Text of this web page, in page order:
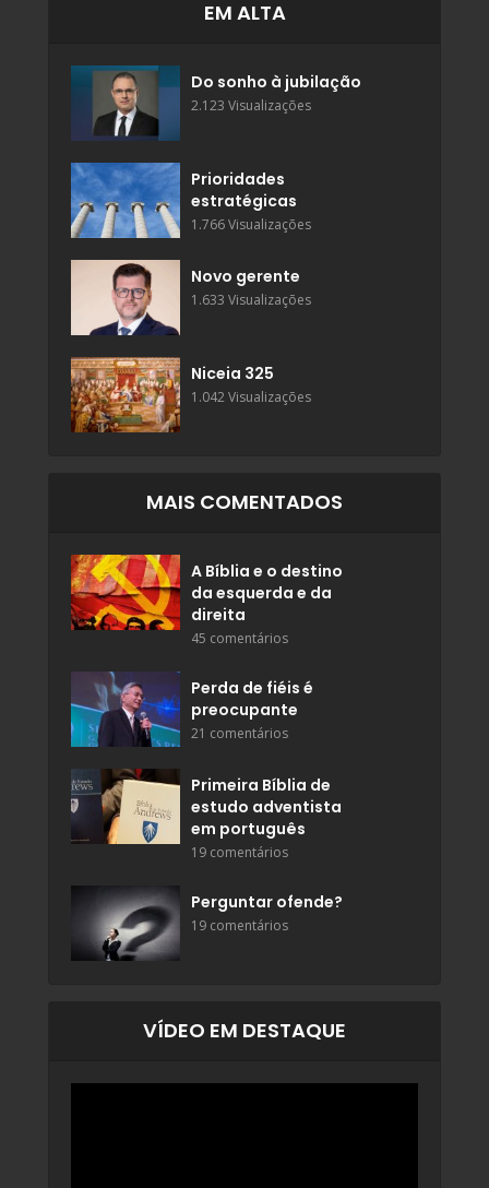
EM ALTA
Do sonho à jubilação
2.123 Visualizações
Prioridades
estratégicas
1.766 Visualizações
Novo gerente
1.633 Visualizações
Niceia 325
1.042 Visualizações
MAIS COMENTADOS
A Bíblia e o destino
da esquerda e da
direita
45 comentários
Perda de fiéis é
preocupante
21 comentários
Primeira Bíblia de
estudo adventista
em português
19 comentários
Perguntar ofende?
19 comentários
VÍDEO EM DESTAQUE